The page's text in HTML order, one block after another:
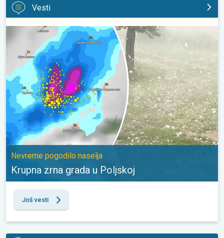
Vesti
Krupna zrna grada u Poljskoj. Nevreme pogodilo naselja. . .
Nevreme pogodilo naselja
Krupna zrna grada u Poljskoj
Još vesti